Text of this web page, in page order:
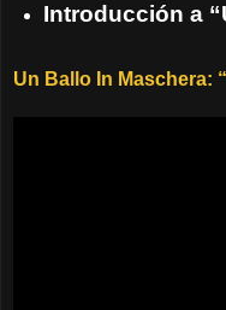
Introducción a
Un Ballo In Maschera: